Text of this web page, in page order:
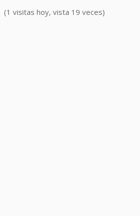
(1 visitas hoy, vista 19 veces)